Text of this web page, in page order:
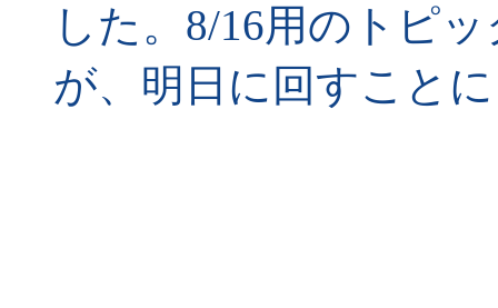
した。8/16用のトピ
が、明日に回すこと